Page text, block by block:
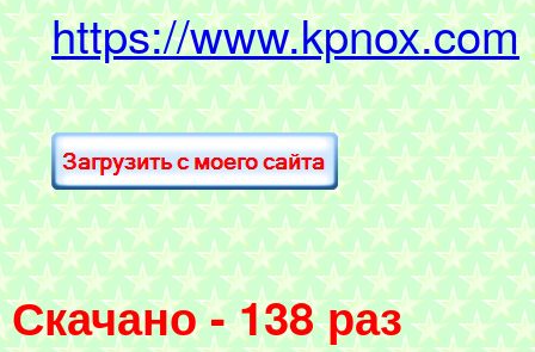
https://www.kpnox.com
Скачано - 138 раз